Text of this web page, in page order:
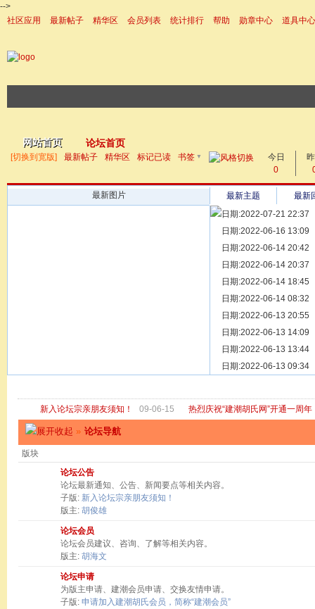
-->
社区应用
最新帖子 精华区 会员列表 统计排行 帮助 勋章中心
道具中心
网站首页 论坛首页
帖子
[切换到宽版] 最新帖子 精华区 标记已读 书签 ▼
今日
0
最新图片 最新主题
最新
日期:2022-07-21 22:37
[ 宗亲新闻 ] 同为宗亲，
日期:2022-06-16 13:09
[ 族谱知识 ] 漫话辈份
日期:2022-06-14 20:42
[ 族谱知识 ] 修族谱的用
日期:2022-06-14 20:37
[ 族谱知识 ] 一元等于多
日期:2022-06-14 18:45
[ 散文随笔 ] 写给远在天
日期:2022-06-14 08:32
[ 宗亲新闻 ] 关于“金鸡落
日期:2022-06-13 20:55
[ 庙堂宗祠 ] 洽礼祖祠
日期:2022-06-13 14:09
[ 庙堂宗祠 ] 京华胡氏二
日期:2022-06-13 13:44
[ 庙堂宗祠 ] 祖祠、家庙
日期:2022-06-13 09:34
新入论坛宗亲朋友须知！ 09-06-15 热烈庆祝“建潮胡氏网”开通一周年
» 论坛导航
版块
论坛公告
论坛最新通知、公告、新闻要点等相关内容。
子版: 新入论坛宗亲朋友须知！
版主: 胡俊雄
论坛会员
论坛会员建议、咨询、了解等相关内容。
版主: 胡海文
论坛申请
为版主申请、建潮会员申请、交换友情申请。
子版: 申请加入建潮胡氏会员，简称“建潮会员”